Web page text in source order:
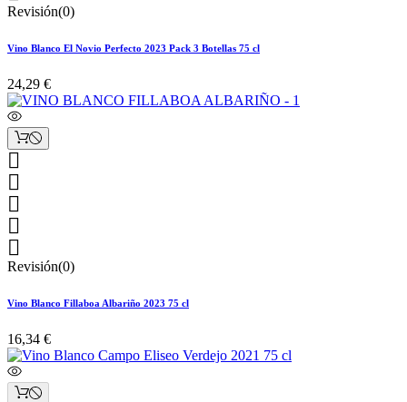
Revisión(0)
Vino Blanco El Novio Perfecto 2023 Pack 3 Botellas 75 cl
24,29 €





Revisión(0)
Vino Blanco Fillaboa Albariño 2023 75 cl
16,34 €